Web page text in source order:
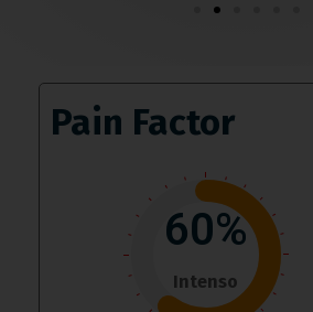
Pain Factor
60%
Intenso